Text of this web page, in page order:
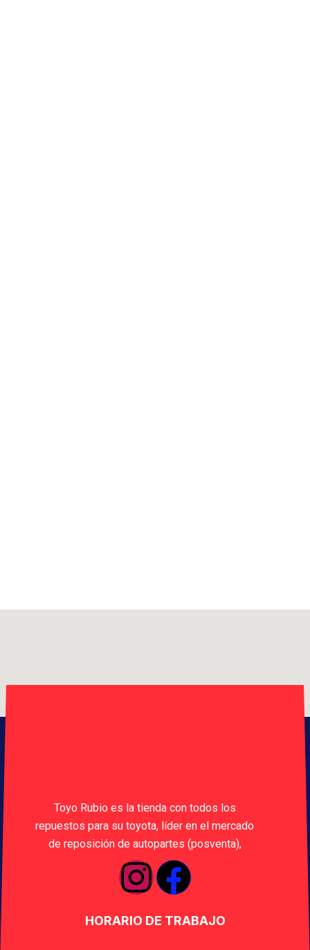
Toyo Rubio es la tienda con todos los
repuestos para su toyota, líder en el mercado
de reposición de autopartes (posventa),
HORARIO DE TRABAJO